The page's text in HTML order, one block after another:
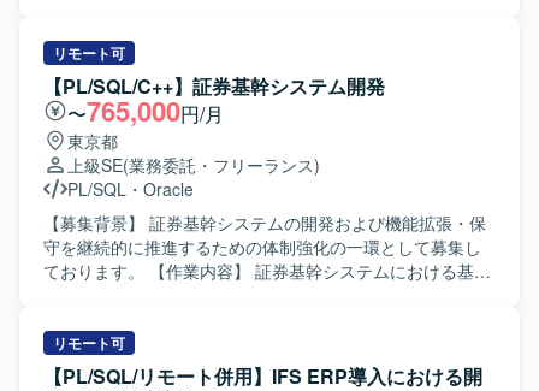
よび原因究明、改善対応なども実施いただきます。業務担
当者との調整を行いながら、仕様整理や影響範囲の確認、
テスト計画およびテスト実施、リリース後のフォローまで
一連の作業をお願いいたします。 【求める人物像】 関係者
と円滑にコミュニケーションを取りながら主体的に動いて
いただける方を求めております。既存システムの仕様を自
らキャッチアップし、課題に対して粘り強く対応できる方
が望ましいです。 【ポジションの魅力】 基幹システムのリ
プレイスおよび保守を通じて、上流から下流まで一貫した
業務に携わることができます。長期的な保守・改善を通じ
す。 【開発環境】 SQLおよびPL/SQLを中心とした基幹シ
ステム環境での開発・保守となります。Oracle関連技術を
リモート可
【PL/SQL/C++】証券基幹システム開発
〜765,000円/月
東京都
上級SE(業務委託・フリーランス)
PL/SQL ・ Oracle
【募集背景】 証券基幹システムの開発および機能拡張・保
守を継続的に推進するための体制強化の一環として募集し
ております。 【作業内容】 証券基幹システムにおける基本
スト計画の策定、関連する開発・改修作業の取りまとめ、
案件管理や顧客との折衝などを行っていただきます。ま
リモート可
【PL/SQL/リモート併用】IFS ERP導入における開